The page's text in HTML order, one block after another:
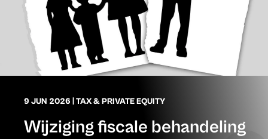
9 JUN 2026 |TAX & PRIVATE EQUITY
Wijziging fiscale behandeling